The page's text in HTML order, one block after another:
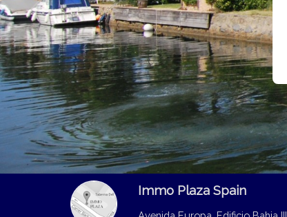
Immo Plaza Spain